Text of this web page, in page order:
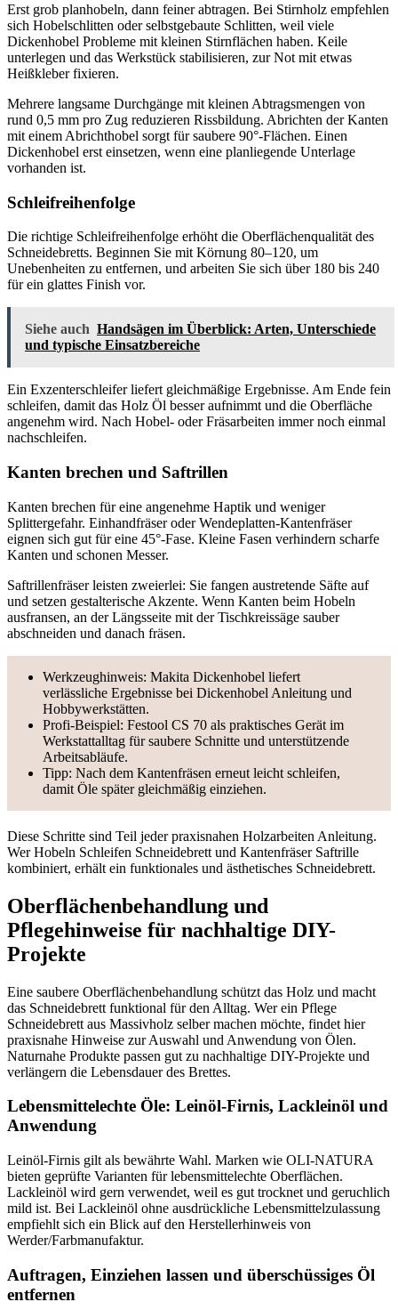
Erst grob planhobeln, dann feiner abtragen. Bei Stirnholz empfehlen
sich Hobelschlitten oder selbstgebaute Schlitten, weil viele
Dickenhobel Probleme mit kleinen Stirnflächen haben. Keile
unterlegen und das Werkstück stabilisieren, zur Not mit etwas
Heißkleber fixieren.
Mehrere langsame Durchgänge mit kleinen Abtragsmengen von
rund 0,5 mm pro Zug reduzieren Rissbildung. Abrichten der Kanten
mit einem Abrichthobel sorgt für saubere 90°-Flächen. Einen
Dickenhobel erst einsetzen, wenn eine planliegende Unterlage
vorhanden ist.
Schleifreihenfolge
Die richtige Schleifreihenfolge erhöht die Oberflächenqualität des
Schneidebretts. Beginnen Sie mit Körnung 80–120, um
Unebenheiten zu entfernen, und arbeiten Sie sich über 180 bis 240
für ein glattes Finish vor.
Siehe auch Handsägen im Überblick: Arten, Unterschiede
und typische Einsatzbereiche
Ein Exzenterschleifer liefert gleichmäßige Ergebnisse. Am Ende fein
schleifen, damit das Holz Öl besser aufnimmt und die Oberfläche
angenehm wird. Nach Hobel- oder Fräsarbeiten immer noch einmal
nachschleifen.
Kanten brechen und Saftrillen
Kanten brechen für eine angenehme Haptik und weniger
Splittergefahr. Einhandfräser oder Wendeplatten-Kantenfräser
eignen sich gut für eine 45°-Fase. Kleine Fasen verhindern scharfe
Kanten und schonen Messer.
Saftrillenfräser leisten zweierlei: Sie fangen austretende Säfte auf
und setzen gestalterische Akzente. Wenn Kanten beim Hobeln
ausfransen, an der Längsseite mit der Tischkreissäge sauber
abschneiden und danach fräsen.
Werkzeughinweis: Makita Dickenhobel liefert
verlässliche Ergebnisse bei Dickenhobel Anleitung und
Hobbywerkstätten.
Profi-Beispiel: Festool CS 70 als praktisches Gerät im
Werkstattalltag für saubere Schnitte und unterstützende
Arbeitsabläufe.
Tipp: Nach dem Kantenfräsen erneut leicht schleifen,
damit Öle später gleichmäßig einziehen.
Diese Schritte sind Teil jeder praxisnahen Holzarbeiten Anleitung.
Wer Hobeln Schleifen Schneidebrett und Kantenfräser Saftrille
kombiniert, erhält ein funktionales und ästhetisches Schneidebrett.
Oberflächenbehandlung und
Pflegehinweise für nachhaltige DIY-
Projekte
Eine saubere Oberflächenbehandlung schützt das Holz und macht
das Schneidebrett funktional für den Alltag. Wer ein Pflege
Schneidebrett aus Massivholz selber machen möchte, findet hier
praxisnahe Hinweise zur Auswahl und Anwendung von Ölen.
Naturnahe Produkte passen gut zu nachhaltige DIY-Projekte und
verlängern die Lebensdauer des Brettes.
Lebensmittelechte Öle: Leinöl-Firnis, Lackleinöl und
Anwendung
Leinöl-Firnis gilt als bewährte Wahl. Marken wie OLI-NATURA
bieten geprüfte Varianten für lebensmittelechte Oberflächen.
Lackleinöl wird gern verwendet, weil es gut trocknet und geruchlich
mild ist. Bei Lackleinöl ohne ausdrückliche Lebensmittelzulassung
empfiehlt sich ein Blick auf den Herstellerhinweis von
Werder/Farbmanufaktur.
Auftragen, Einziehen lassen und überschüssiges Öl
entfernen